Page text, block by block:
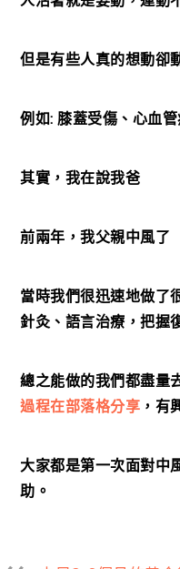
但是有些人真的想動卻
例如: 膝蓋受傷、心血
其實，我在說我爸
前兩年，我父親中風了
當時我們很迅速地做了
針灸、語言治療，把握
總之能做的我們都盡量
過程在部落格分享 ，有
大家都是第一次面對中
助。